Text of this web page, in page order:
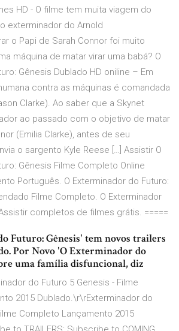
HD - O filme tem muita viagem do
exterminador do Arnold
o Papi de Sarah Connor foi muito
máquina de matar virar uma babá? O
Gênesis Dublado HD oniline – Em
contra as máquinas é comandada
Clarke). Ao saber que a Skynet
ao passado com o objetivo de matar
(Emilia Clarke), antes de seu
o sargento Kyle Reese […] Assistir O
Gênesis Filme Completo Online
Português. O Exterminador do Futuro:
Filme Completo. O Exterminador
completos de filmes grátis. =====
Futuro: Gênesis' tem novos trailers
Por Novo 'O Exterminador do
uma família disfuncional, diz
do Futuro 5 Genesis - Filme
2015 Dublado.\r\rExterminador do
Completo Lançamento 2015